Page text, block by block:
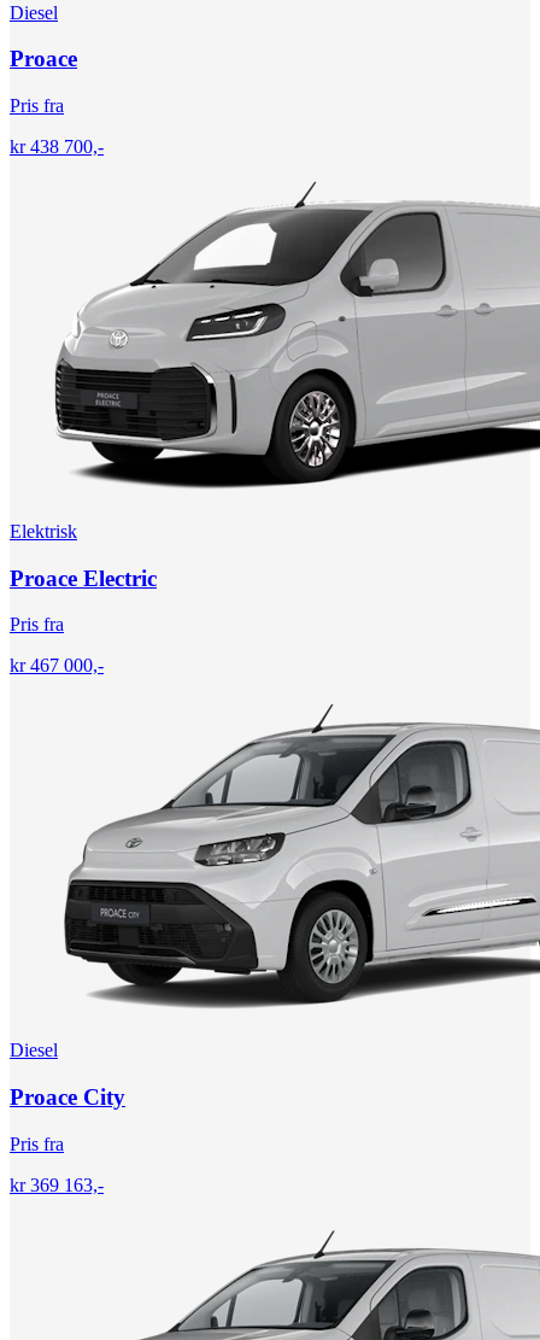
Diesel
Proace
Pris fra
kr 438 700,-
Elektrisk
Proace Electric
Pris fra
kr 467 000,-
Diesel
Proace City
Pris fra
kr 369 163,-